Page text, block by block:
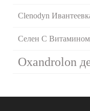
Clenodyn
Селен С
Oxandrolon